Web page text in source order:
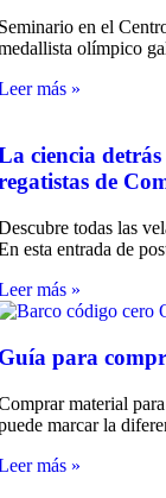
en el
olímpico
más »
ciencia
de
todas las
esta entrada de
más »
para
material
marcar la
más »